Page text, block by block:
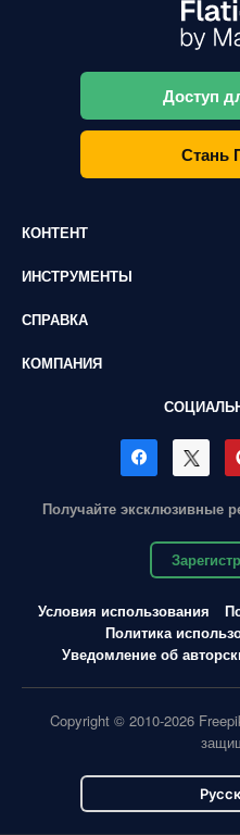
Доступ
Стань
КОНТЕНТ
ИНСТРУМЕНТЫ
СПРАВКА
КОМПАНИЯ
Получайте эксклюзивные
Условия использования
Политика
Уведомление об
Copyright © 2010-2026